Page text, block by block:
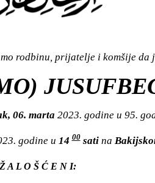
rodbinu, prijatelje i komšije da
06. marta 2023. godine u 95.
godine u 1400satina
A L O Š Ć E N I: